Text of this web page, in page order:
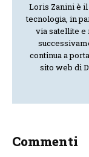
Loris Zanini è
tecnologia, in
via satellite e
continua a
sito web di
Commenti